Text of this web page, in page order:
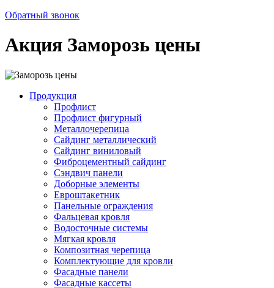
Обратный звонок
Акция Заморозь цены
Продукция
Профлист
Профлист фигурный
Металлочерепица
Сайдинг металлический
Сайдинг виниловый
Фиброцементный сайдинг
Сэндвич панели
Доборные элементы
Евроштакетник
Панельные ограждения
Фальцевая кровля
Водосточные системы
Мягкая кровля
Композитная черепица
Комплектующие для кровли
Фасадные панели
Фасадные кассеты